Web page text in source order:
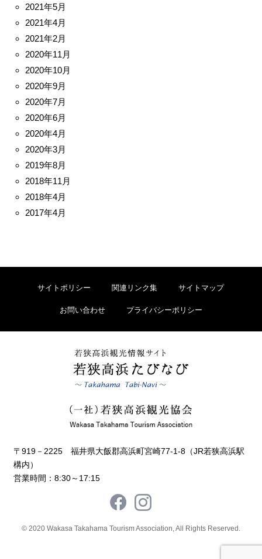
2021年5月
2021年4月
2021年2月
2020年11月
2020年10月
2020年9月
2020年7月
2020年6月
2020年4月
2020年3月
2019年8月
2018年11月
2018年4月
2017年4月
サイトポリシー 関連リンク集 サイトマップ
お問い合わせ プライバシーポリシー
〒919－2225 福井県大飯郡高浜町宮崎77-1-8（JR若狭高浜駅
構内）
営業時間：8:30～17:15
© 2020 Wakasa Takahama Tourism Association, All Rights Reserved.